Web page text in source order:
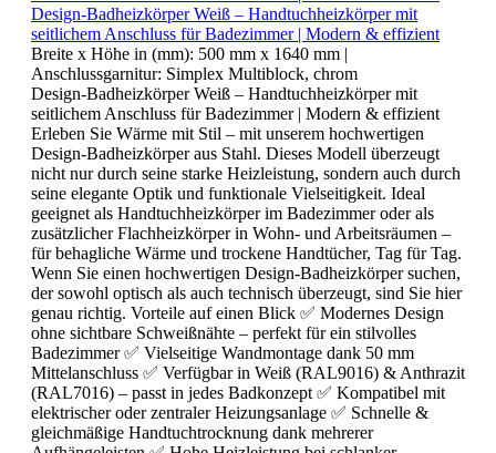
Design-Badheizkörper Weiß – Handtuchheizkörper mit
seitlichem Anschluss für Badezimmer | Modern & effizient
Breite x Höhe in (mm): 500 mm x 1640 mm |
Anschlussgarnitur: Simplex Multiblock, chrom
Design-Badheizkörper Weiß – Handtuchheizkörper mit
seitlichem Anschluss für Badezimmer | Modern & effizient
Erleben Sie Wärme mit Stil – mit unserem hochwertigen
Design-Badheizkörper aus Stahl. Dieses Modell überzeugt
nicht nur durch seine starke Heizleistung, sondern auch durch
seine elegante Optik und funktionale Vielseitigkeit. Ideal
geeignet als Handtuchheizkörper im Badezimmer oder als
zusätzlicher Flachheizkörper in Wohn- und Arbeitsräumen –
für behagliche Wärme und trockene Handtücher, Tag für Tag.
Wenn Sie einen hochwertigen Design-Badheizkörper suchen,
der sowohl optisch als auch technisch überzeugt, sind Sie hier
genau richtig. Vorteile auf einen Blick ✅ Modernes Design
ohne sichtbare Schweißnähte – perfekt für ein stilvolles
Badezimmer ✅ Vielseitige Wandmontage dank 50 mm
Mittelanschluss ✅ Verfügbar in Weiß (RAL9016) & Anthrazit
(RAL7016) – passt in jedes Badkonzept ✅ Kompatibel mit
elektrischer oder zentraler Heizungsanlage ✅ Schnelle &
gleichmäßige Handtuchtrocknung dank mehrerer